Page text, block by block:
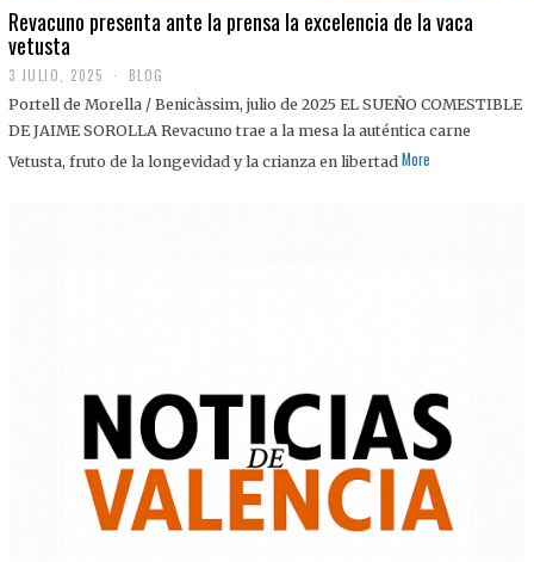
Revacuno presenta ante la prensa la excelencia de la vaca
vetusta
3 JULIO, 2025
J
U
I
BLOG
Portell de Morella / Benicàssim, julio de 2025 EL SUEÑO COMESTIBLE
DE JAIME SOROLLA Revacuno trae a la mesa la auténtica carne
Vetusta, fruto de la longevidad y la crianza en libertad More